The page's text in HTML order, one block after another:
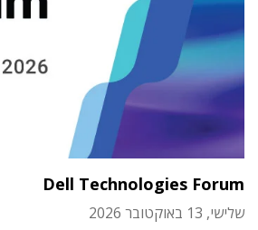
Dell Technologies Forum
שלישי, 13 באוקטובר 2026